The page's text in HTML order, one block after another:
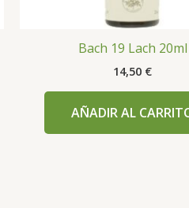
Bach 19 Lach 20ml
14,50 €
AÑADIR AL